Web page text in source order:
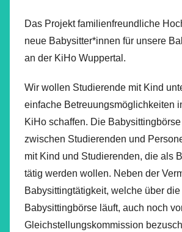
Das Projekt familienfreundliche
neue Babysitter*innen für unsere
an der KiHo Wuppertal.
Wir wollen Studierende mit Kind
einfache Betreuungsmöglichkeiten
KiHo schaffen. Die
zwischen Studierenden und
mit Kind und Studierenden, die als
tätig werden wollen. Neben der
Babysittingtätigkeit, welche über die
Babysittingbörse läuft, auch noch
Gleichstellungskommission